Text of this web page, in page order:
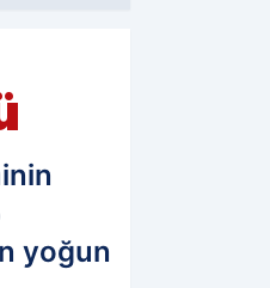
yoğun